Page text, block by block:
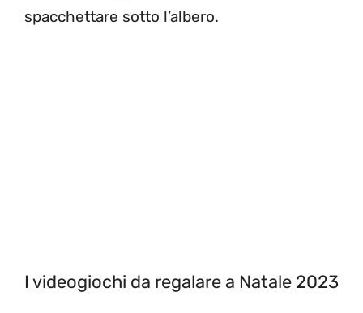
spacchettare sotto l’albero.
I videogiochi da regalare a Natale 2023